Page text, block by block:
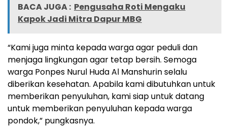
BACA JUGA : Pengusaha Roti Mengaku
Kapok Jadi Mitra Dapur MBG
“Kami juga minta kepada warga agar peduli dan
menjaga lingkungan agar tetap bersih. Semoga
warga Ponpes Nurul Huda Al Manshurin selalu
diberikan kesehatan. Apabila kami dibutuhkan untuk
memberikan penyuluhan, kami siap untuk datang
untuk memberikan penyuluhan kepada warga
pondok,” pungkasnya.